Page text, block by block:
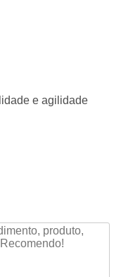
e agilidade